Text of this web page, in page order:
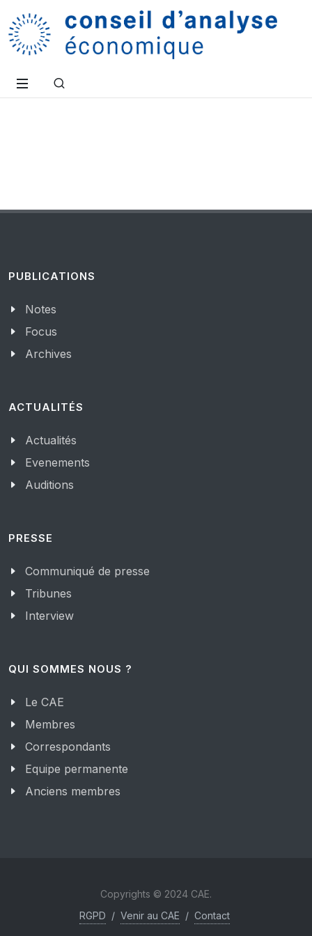
PUBLICATIONS
Notes
Focus
Archives
ACTUALITÉS
Actualités
Evenements
Auditions
PRESSE
Communiqué de presse
Tribunes
Interview
QUI SOMMES NOUS ?
Le CAE
Membres
Correspondants
Equipe permanente
Anciens membres
Copyrights © 2024 CAE.
RGPD / Venir au CAE / Contact